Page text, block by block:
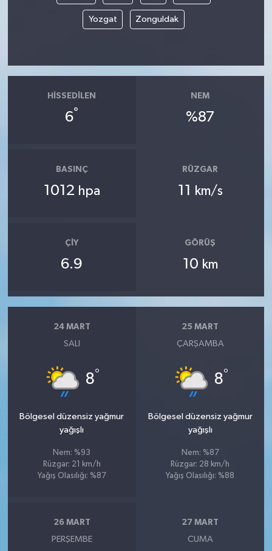
Yozgat Zonguldak
HISSEDILEN
6°
NEM
%87
BASINÇ
1012 hpa
RÜZGAR
11 km/s
ÇIY
6.9
GÖRÜŞ
10 km
24 MART
SALI
8°
Bölgesel düzensiz yağmur
yağışlı
Nem: %93
Rüzgar: 21 km/h
Yağış Olasılığı: %87
25 MART
ÇARŞAMBA
8°
Bölgesel düzensiz yağmur
yağışlı
Nem: %87
Rüzgar: 28 km/h
Yağış Olasılığı: %88
26 MART
PERŞEMBE
27 MART
CUMA